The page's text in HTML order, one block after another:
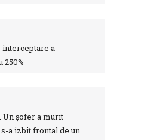
interceptare a
250%
Un șofer a murit
a izbit frontal de un